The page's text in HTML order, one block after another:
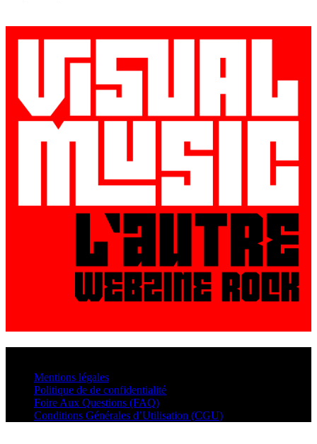
Mentions légales
Politique de de confidentialité
Foire Aux Questions (FAQ)
Conditions Générales d’Utilisation (CGU)